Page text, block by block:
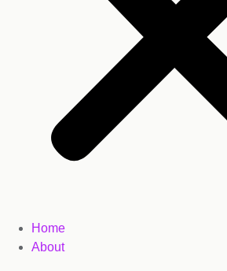
Home
About